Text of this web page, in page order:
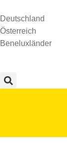
Deutschland
Österreich
Beneluxländer